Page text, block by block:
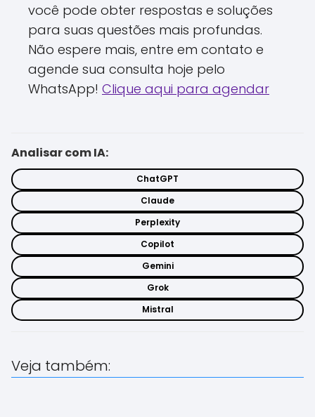
você pode obter respostas e soluções
para suas questões mais profundas.
Não espere mais, entre em contato e
agende sua consulta hoje pelo
WhatsApp! Clique aqui para agendar
Analisar com IA:
ChatGPT
Claude
Perplexity
Copilot
Gemini
Grok
Mistral
Veja também: